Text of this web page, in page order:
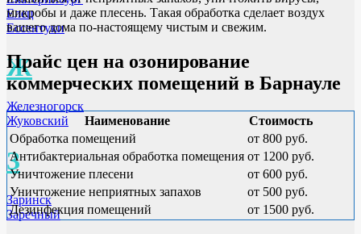
Елец
Ессентуки
Ж
Железногорск
Жуковский
З
Заринск
Заречный
микробы и даже плесень. Такая обработка сделает воздух
вашего дома по-настоящему чистым и свежим.
Прайс цен на озонирование
коммерческих помещений в Барнауле
Наименование
Стоимость
Обработка помещений
от 800 руб.
Антибактериальная обработка помещения от 1200 руб.
Уничтожение плесени
от 600 руб.
Уничтожение неприятных запахов
от 500 руб.
Дезинфекция помещений
от 1500 руб.